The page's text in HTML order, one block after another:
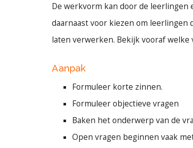
De werkvorm kan door de leerlingen
daarnaast voor kiezen om
laten verwerken. Bekijk vooraf
Aanpak
Formuleer korte zinnen.
Formuleer objectieve vragen
Baken het onderwerp van de
Open vragen beginnen vaak